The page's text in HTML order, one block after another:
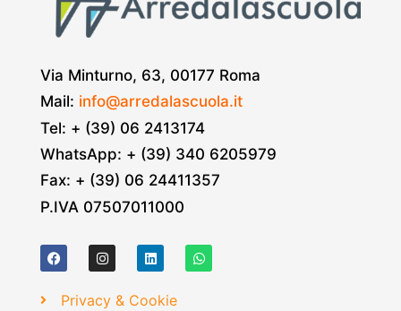
Via Minturno, 63, 00177 Roma
Mail: info@arredalascuola.it
Tel: + (39) 06 2413174
WhatsApp: + (39) 340 6205979
Fax: + (39) 06 24411357
P.IVA 07507011000
Privacy & Cookie